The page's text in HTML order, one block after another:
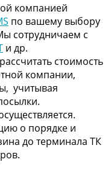
компанией
по вашему выбору
сотрудничаем с
и др.
стоимость
компании,
учитывая
о порядке и
до терминала ТК